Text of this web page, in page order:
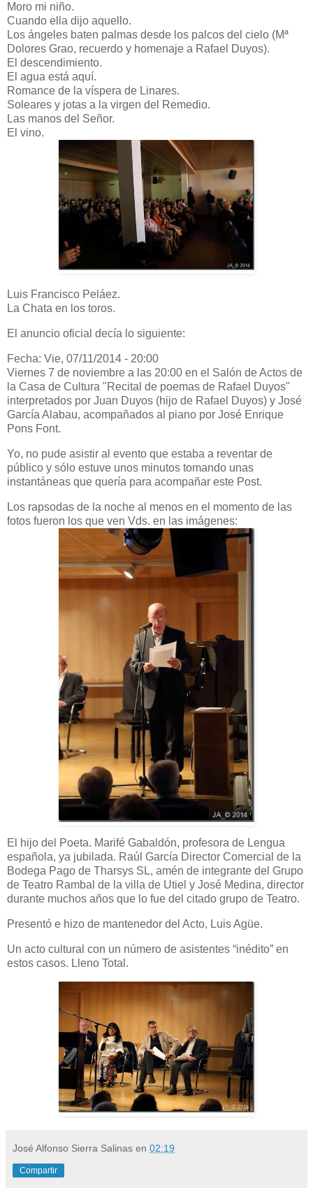
Moro mi niño.
Cuando ella dijo aquello.
Los ángeles baten palmas desde los palcos del cielo (Mª
Dolores Grao, recuerdo y homenaje a Rafael Duyos).
El descendimiento.
El agua está aquí.
Romance de la víspera de Linares.
Soleares y jotas a la virgen del Remedio.
Las manos del Señor.
El vino.
Luis Francisco Peláez.
La Chata en los toros.
El anuncio oficial decía lo siguiente:
Fecha: Vie, 07/11/2014 - 20:00
Viernes 7 de noviembre a las 20:00 en el Salón de Actos de
la Casa de Cultura "Recital de poemas de Rafael Duyos"
interpretados por Juan Duyos (hijo de Rafael Duyos) y José
García Alabau, acompañados al piano por José Enrique
Pons Font.
Yo, no pude asistir al evento que estaba a reventar de
público y sólo estuve unos minutos tomando unas
instantáneas que quería para acompañar este Post.
Los rapsodas de la noche al menos en el momento de las
fotos fueron los que ven Vds. en las imágenes:
El hijo del Poeta. Marifé Gabaldón, profesora de Lengua
española, ya jubilada. Raúl García Director Comercial de la
Bodega Pago de Tharsys SL, amén de integrante del Grupo
de Teatro Rambal de la villa de Utiel y José Medina, director
durante muchos años que lo fue del citado grupo de Teatro.
Presentó e hizo de mantenedor del Acto, Luis Agüe.
Un acto cultural con un número de asistentes “inédito” en
estos casos. Lleno Total.
José Alfonso Sierra Salinas en 02:19
Compartir